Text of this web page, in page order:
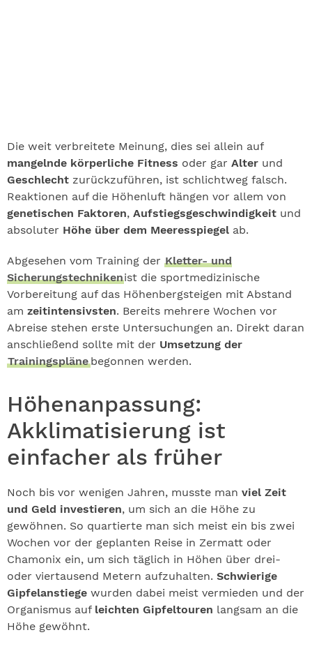
Die weit verbreitete Meinung, dies sei allein auf
mangelnde körperliche Fitness oder gar Alter und
Geschlecht zurückzuführen, ist schlichtweg falsch.
Reaktionen auf die Höhenluft hängen vor allem von
genetischen Faktoren, Aufstiegsgeschwindigkeit und
absoluter Höhe über dem Meeresspiegel ab.
Abgesehen vom Training der Kletter- und
Sicherungstechnikenist die sportmedizinische
Vorbereitung auf das Höhenbergsteigen mit Abstand
am zeitintensivsten. Bereits mehrere Wochen vor
Abreise stehen erste Untersuchungen an. Direkt daran
anschließend sollte mit der Umsetzung der
Trainingspläne begonnen werden.
Höhenanpassung:
Akklimatisierung ist
einfacher als früher
Noch bis vor wenigen Jahren, musste man viel Zeit
und Geld investieren, um sich an die Höhe zu
gewöhnen. So quartierte man sich meist ein bis zwei
Wochen vor der geplanten Reise in Zermatt oder
Chamonix ein, um sich täglich in Höhen über drei-
oder viertausend Metern aufzuhalten. Schwierige
Gipfelanstiege wurden dabei meist vermieden und der
Organismus auf leichten Gipfeltouren langsam an die
Höhe gewöhnt.